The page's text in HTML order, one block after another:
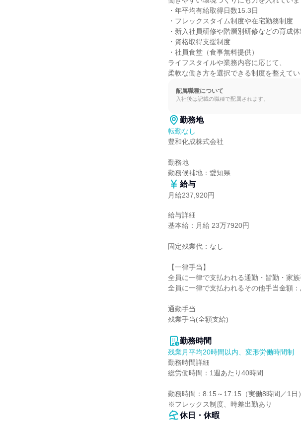
・年平均有給取得日数15.3日
・フレックスタイム制度や在宅勤務制度
・新入社員研修や階層別研修などの育成体
・資格取得支援制度
・社員食堂（食事無料提供）
ライフスタイルや業務内容に応じて、
柔軟な働き方を選択できる制度を整えてい
配属職種について
入社後は記載の職種で配属されます。
勤務地
転勤なし
豊和化成株式会社
勤務地
勤務候補地：愛知県
給与
月給237,920円
給与詳細
基本給：月給 23万7920円
固定残業代：なし
【一律手当】
全員に一律で支払われる通勤・皆勤・家
全員に一律で支払われるその他手当金額：
通勤手当
残業手当(全額支給)
勤務時間
残業月平均20時間以内、変形労働時間制
勤務時間詳細
総労働時間：1週あたり40時間
勤務時間：8:15～17:15（実働8時間／1日）
※フレックス制度、時差出勤あり
休日・休暇